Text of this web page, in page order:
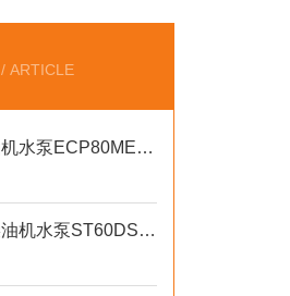
/ ARTICLE
移动式8寸防汛柴油机水泵ECP80ME产品介绍
应急抢险6寸双缸柴油机水泵ST60DS产品介绍